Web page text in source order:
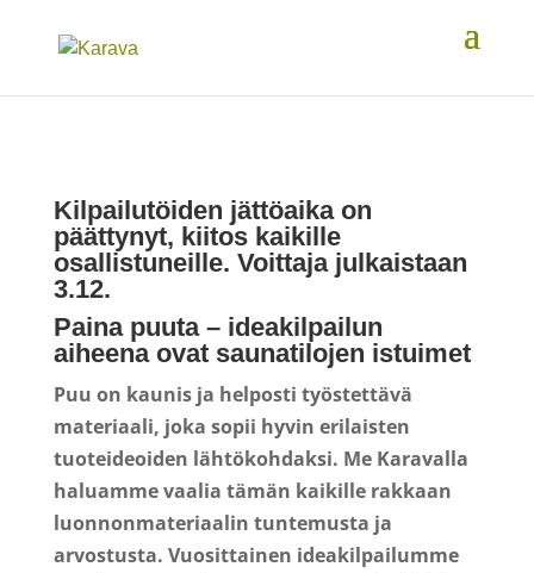
Kilpailutöiden jättöaika on
päättynyt, kiitos kaikille
osallistuneille. Voittaja julkaistaan
3.12.
Paina puuta – ideakilpailun
aiheena ovat saunatilojen istuimet
Puu on kaunis ja helposti työstettävä
materiaali, joka sopii hyvin erilaisten
tuoteideoiden lähtökohdaksi. Me Karavalla
haluamme vaalia tämän kaikille rakkaan
luonnonmateriaalin tuntemusta ja
arvostusta. Vuosittainen ideakilpailumme